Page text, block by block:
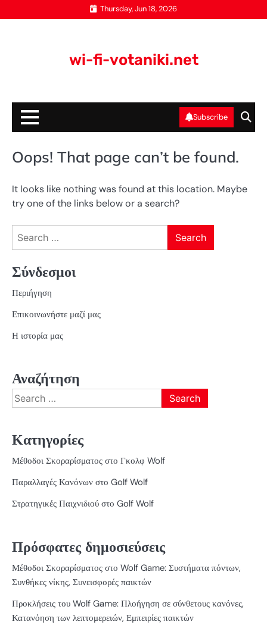
to
Thursday, Jun 18, 2026
wi-fi-votaniki.net
Subscribe
Oops! That page can’t be found.
It looks like nothing was found at this location. Maybe
try one of the links below or a search?
Search
Σύνδεσμοι
Περιήγηση
Επικοινωνήστε μαζί μας
Η ιστορία μας
Αναζήτηση
Search
for:
Κατηγορίες
Μέθοδοι Σκοραρίσματος στο Γκολφ Wolf
Παραλλαγές Κανόνων στο Golf Wolf
Στρατηγικές Παιχνιδιού στο Golf Wolf
Πρόσφατες δημοσιεύσεις
Μέθοδοι Σκοραρίσματος στο Wolf Game: Συστήματα πόντων,
Συνθήκες νίκης, Συνεισφορές παικτών
Προκλήσεις του Wolf Game: Πλοήγηση σε σύνθετους κανόνες,
Κατανόηση των λεπτομερειών, Εμπειρίες παικτών